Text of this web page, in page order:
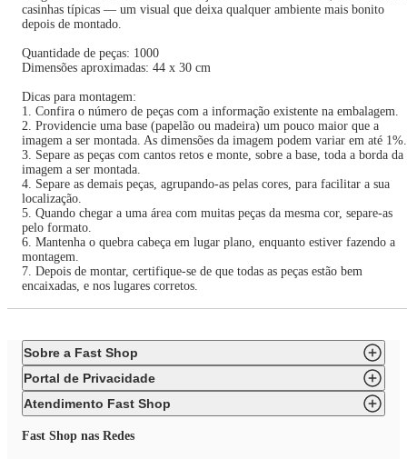
casinhas típicas — um visual que deixa qualquer ambiente mais bonito
depois de montado.
Quantidade de peças: 1000
Dimensões aproximadas: 44 x 30 cm
Dicas para montagem:
1. Confira o número de peças com a informação existente na embalagem.
2. Providencie uma base (papelão ou madeira) um pouco maior que a
imagem a ser montada. As dimensões da imagem podem variar em até 1%.
3. Separe as peças com cantos retos e monte, sobre a base, toda a borda da
imagem a ser montada.
4. Separe as demais peças, agrupando-as pelas cores, para facilitar a sua
localização.
5. Quando chegar a uma área com muitas peças da mesma cor, separe-as
pelo formato.
6. Mantenha o quebra cabeça em lugar plano, enquanto estiver fazendo a
montagem.
7. Depois de montar, certifique-se de que todas as peças estão bem
encaixadas, e nos lugares corretos.
Sobre a Fast Shop
Portal de Privacidade
Atendimento Fast Shop
Fast Shop nas Redes